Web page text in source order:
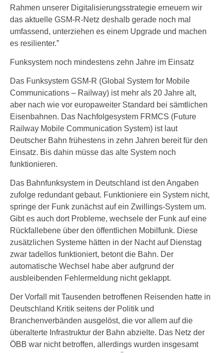
Rahmen unserer Digitalisierungsstrategie erneuern wir
das aktuelle GSM-R-Netz deshalb gerade noch mal
umfassend, unterziehen es einem Upgrade und machen
es resilienter.”
Funksystem noch mindestens zehn Jahre im Einsatz
Das Funksystem GSM-R (Global System for Mobile
Communications – Railway) ist mehr als 20 Jahre alt,
aber nach wie vor europaweiter Standard bei sämtlichen
Eisenbahnen. Das Nachfolgesystem FRMCS (Future
Railway Mobile Communication System) ist laut
Deutscher Bahn frühestens in zehn Jahren bereit für den
Einsatz. Bis dahin müsse das alte System noch
funktionieren.
Das Bahnfunksystem in Deutschland ist den Angaben
zufolge redundant gebaut. Funktioniere ein System nicht,
springe der Funk zunächst auf ein Zwillings-System um.
Gibt es auch dort Probleme, wechsele der Funk auf eine
Rückfallebene über den öffentlichen Mobilfunk. Diese
zusätzlichen Systeme hätten in der Nacht auf Dienstag
zwar tadellos funktioniert, betont die Bahn. Der
automatische Wechsel habe aber aufgrund der
ausbleibenden Fehlermeldung nicht geklappt.
Der Vorfall mit Tausenden betroffenen Reisenden hatte in
Deutschland Kritik seitens der Politik und
Branchenverbänden ausgelöst, die vor allem auf die
überalterte Infrastruktur der Bahn abzielte. Das Netz der
ÖBB war nicht betroffen, allerdings wurden insgesamt